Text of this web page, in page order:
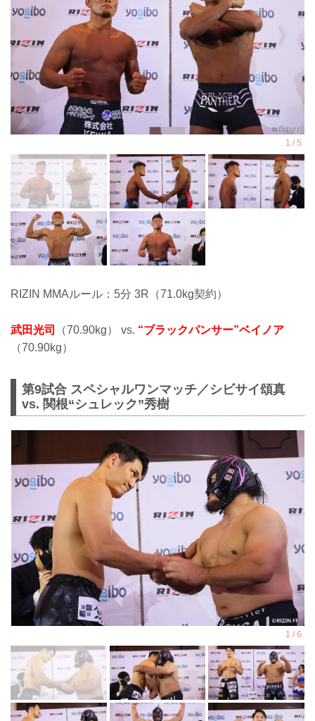
RIZIN MMAルール：5分 3R（71.0kg契約）
武田光司 （70.90kg） vs. “ブラックパンサー”ベイノア
（70.90kg）
第9試合 スペシャルワンマッチ／シビサイ頌真
vs. 関根“シュレック”秀樹